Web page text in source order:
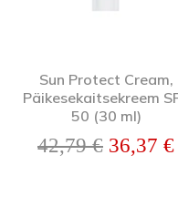
Sun Protect Cream,
Päikesekaitsekreem
50 (30 ml)
42,79€ Algne
36,37 €